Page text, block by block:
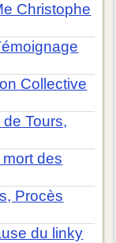
Christophe
Collective
Tours,
des
Procès
du linky